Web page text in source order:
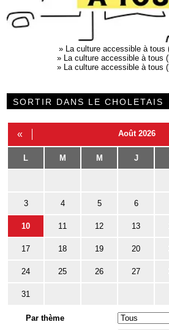
» La culture accessible à tous
» La culture accessible à tous
» La culture accessible à tous
SORTIR DANS LE CHOLETAIS
« Août 2026
L M M J
3 4 5 6
10 11 12 13
17 18 19 20
24 25 26 27
31
Par thème